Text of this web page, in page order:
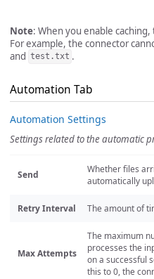
Note: When you enable
For example, the connector
and test.txt .
Automation Tab
Automation Settings
Settings related to the automatic
Send
Whether files
automatically
Retry Interval The amount of
Max Attempts
The maximum
processes the
on a successful
this to 0, the